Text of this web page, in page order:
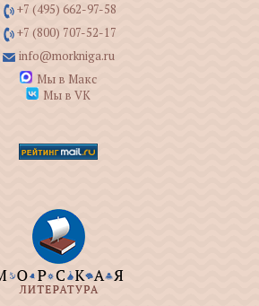
+7 (495) 662-97-58
+7 (800) 707-52-17
info@morkniga.ru
Мы в Макс
Мы в VK